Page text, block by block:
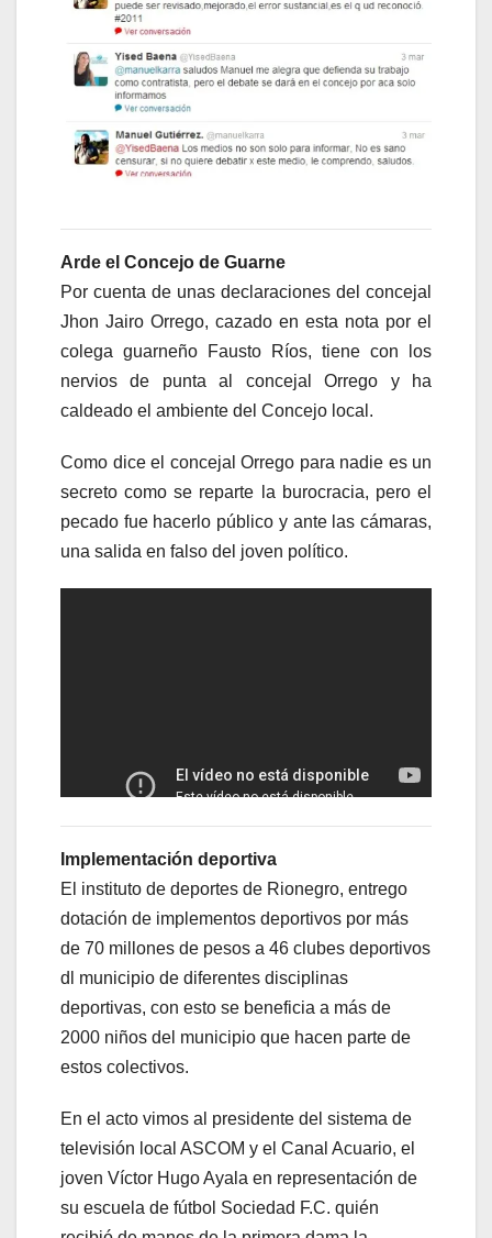
Arde el Concejo de Guarne
Por cuenta de unas declaraciones del concejal
Jhon Jairo Orrego, cazado en esta nota por el
colega guarneño Fausto Ríos, tiene con los
nervios de punta al concejal Orrego y ha
caldeado el ambiente del Concejo local.
Como dice el concejal Orrego para nadie es un
secreto como se reparte la burocracia, pero el
pecado fue hacerlo público y ante las cámaras,
una salida en falso del joven político.
Implementación deportiva
El instituto de deportes de Rionegro, entrego
dotación de implementos deportivos por más
de 70 millones de pesos a 46 clubes deportivos
dl municipio de diferentes disciplinas
deportivas, con esto se beneficia a más de
2000 niños del municipio que hacen parte de
estos colectivos.
En el acto vimos al presidente del sistema de
televisión local ASCOM y el Canal Acuario, el
joven Víctor Hugo Ayala en representación de
su escuela de fútbol Sociedad F.C. quién